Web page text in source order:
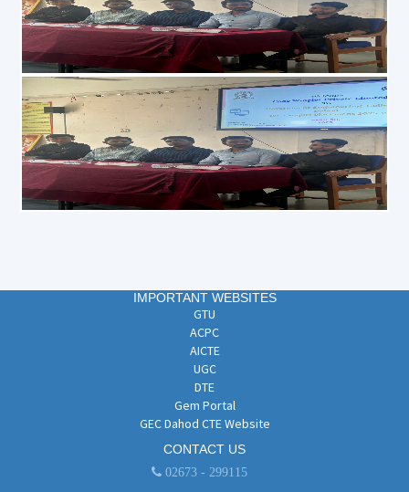
IMPORTANT WEBSITES
GTU
ACPC
AICTE
UGC
DTE
Gem Portal
GEC Dahod CTE Website
CONTACT US
02673 - 299115